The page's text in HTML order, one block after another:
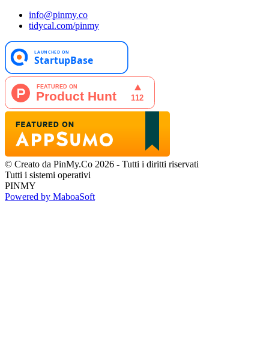
info@pinmy.co
tidycal.com/pinmy
© Creato da PinMy.Co 2026 - Tutti i diritti riservati
Tutti i sistemi operativi
PINMY
Powered by MaboaSoft